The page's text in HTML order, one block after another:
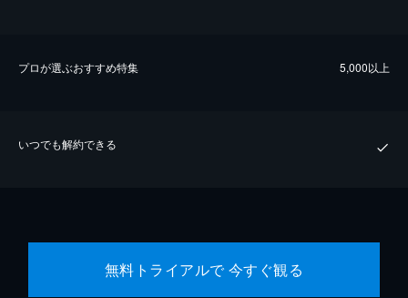
プロが選ぶおすすめ特集 5,000以上
いつでも解約できる
無料トライアルで 今すぐ観る